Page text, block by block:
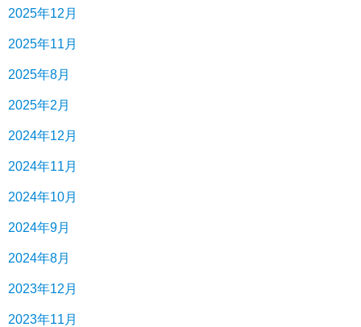
2025年12月
2025年11月
2025年8月
2025年2月
2024年12月
2024年11月
2024年10月
2024年9月
2024年8月
2023年12月
2023年11月